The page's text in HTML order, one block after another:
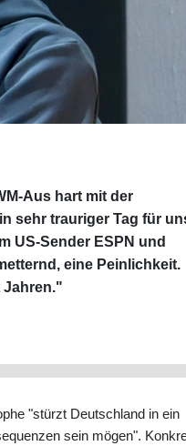
Aus hart mit der
sehr trauriger Tag für
US-Sender ESPN und
eine Peinlichkeit.
Jahren."
"stürzt Deutschland in ein
sein mögen".